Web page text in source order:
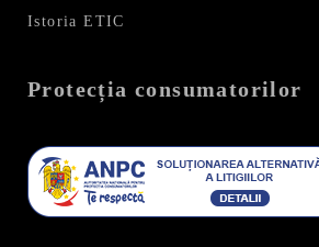
Istoria ETIC
Protecția consumatorilor